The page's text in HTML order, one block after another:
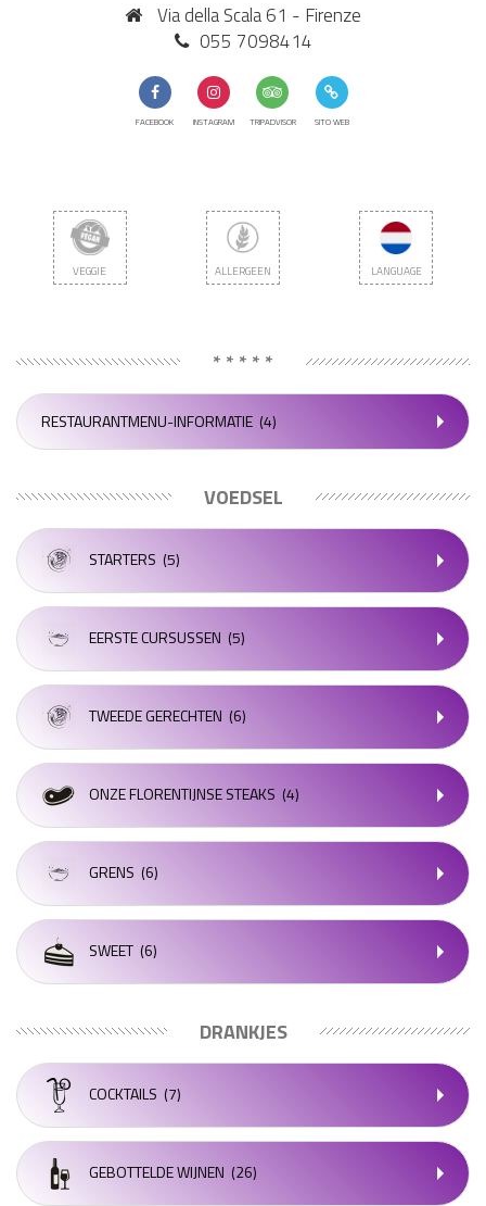
Via della Scala 61 - Firenze
055 7098414
FACEBOOK INSTAGRAM TRIPADVISOR SITO WEB
VEGGIE ALLERGEEN LANGUAGE
* * * * *
RESTAURANTMENU-INFORMATIE (4)
VOEDSEL
STARTERS (5)
EERSTE CURSUSSEN (5)
TWEEDE GERECHTEN (6)
ONZE FLORENTIJNSE STEAKS (4)
GRENS (6)
SWEET (6)
DRANKJES
COCKTAILS (7)
GEBOTTELDE WIJNEN (26)